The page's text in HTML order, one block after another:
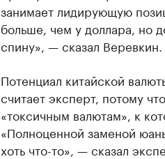
занимает лидирующую
больше, чем у доллара, но
спину», — сказал Веревкин.
Потенциал китайской
считает эксперт, потому
«токсичным валютам», к
«Полноценной заменой
хоть что-то», — сказал